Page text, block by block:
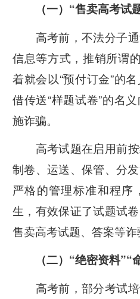
（一）“售卖高考试
高考前，不法分子
信息等方式，推销所谓
着就会以“预付订金”的
借传送“样题试卷”的名
施诈骗。
高考试题在启用前
制卷、运送、保管、分
严格的管理标准和程序
生，有效保证了试题试
售卖高考试题、答案等诈
（二）“绝密资料”“
高考前，部分考试